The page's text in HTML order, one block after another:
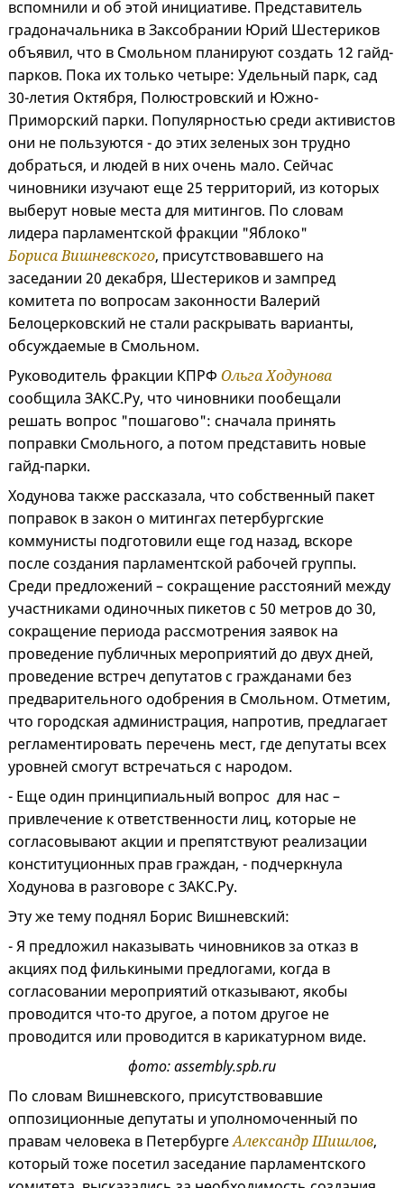
вспомнили и об этой инициативе. Представитель
градоначальника в Заксобрании Юрий Шестериков
объявил, что в Смольном планируют создать 12 гайд-
парков. Пока их только четыре: Удельный парк, сад
30-летия Октября, Полюстровский и Южно-
Приморский парки. Популярностью среди активистов
они не пользуются - до этих зеленых зон трудно
добраться, и людей в них очень мало. Сейчас
чиновники изучают еще 25 территорий, из которых
выберут новые места для митингов. По словам
лидера парламентской фракции "Яблоко"
Бориса Вишневского, присутствовавшего на
заседании 20 декабря, Шестериков и зампред
комитета по вопросам законности Валерий
Белоцерковский не стали раскрывать варианты,
обсуждаемые в Смольном.
Руководитель фракции КПРФ Ольга Ходунова
сообщила ЗАКС.Ру, что чиновники пообещали
решать вопрос "пошагово": сначала принять
поправки Смольного, а потом представить новые
гайд-парки.
Ходунова также рассказала, что собственный пакет
поправок в закон о митингах петербургские
коммунисты подготовили еще год назад, вскоре
после создания парламентской рабочей группы.
Среди предложений – сокращение расстояний между
участниками одиночных пикетов с 50 метров до 30,
сокращение периода рассмотрения заявок на
проведение публичных мероприятий до двух дней,
проведение встреч депутатов с гражданами без
предварительного одобрения в Смольном. Отметим,
что городская администрация, напротив, предлагает
регламентировать перечень мест, где депутаты всех
уровней смогут встречаться с народом.
- Еще один принципиальный вопрос для нас –
привлечение к ответственности лиц, которые не
согласовывают акции и препятствуют реализации
конституционных прав граждан, - подчеркнула
Ходунова в разговоре с ЗАКС.Ру.
Эту же тему поднял Борис Вишневский:
- Я предложил наказывать чиновников за отказ в
акциях под филькиными предлогами, когда в
согласовании мероприятий отказывают, якобы
проводится что-то другое, а потом другое не
проводится или проводится в карикатурном виде.
фото: assembly.spb.ru
По словам Вишневского, присутствовавшие
оппозиционные депутаты и уполномоченный по
правам человека в ПетербургеАлександр Шишлов,
который тоже посетил заседание парламентского